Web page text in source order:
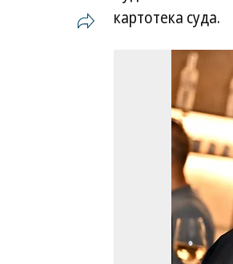
картотека суда.